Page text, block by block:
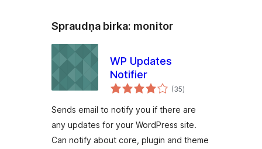
Spraudņa birka: monitor
WP Updates
Notifier
(35vērtējumu
kopsumma
)
Sends email to notify you if there are
any updates for your WordPress site.
Can notify about core, plugin and theme